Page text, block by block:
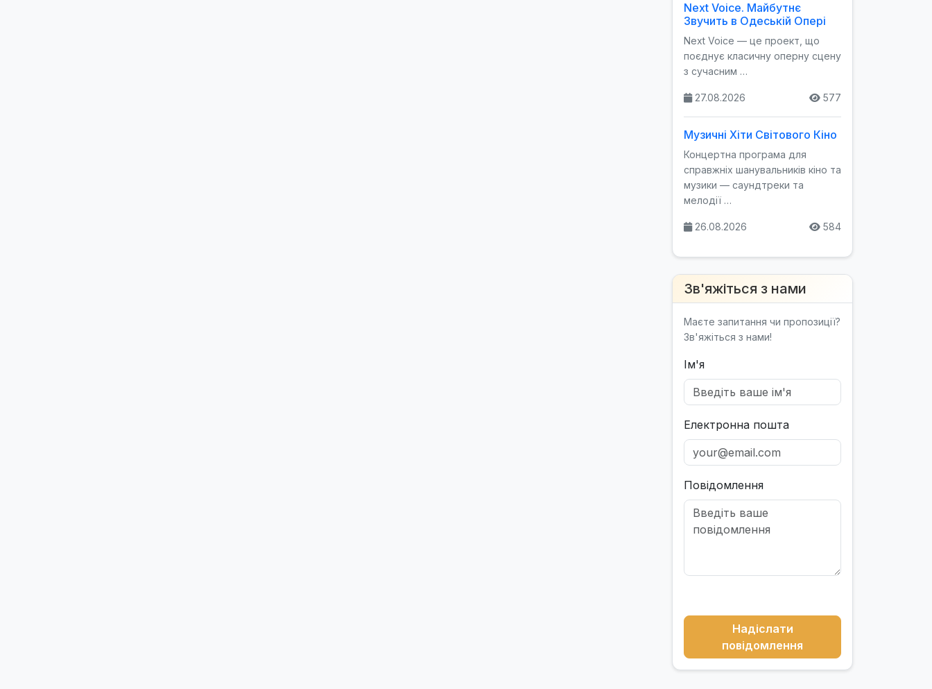
Next Voice. Майбутнє
Звучить в Одеській Опері
Next Voice — це проект, що
поєднує класичну оперну сцену
з сучасним …
27.08.2026 577
Музичні Хіти Світового Кіно
Концертна програма для
справжніх шанувальників кіно та
музики — саундтреки та
мелодії …
26.08.2026 584
Зв'яжіться з нами
Маєте запитання чи пропозиції?
Зв'яжіться з нами!
Ім'я
Електронна пошта
Повідомлення
Надіслати
повідомлення